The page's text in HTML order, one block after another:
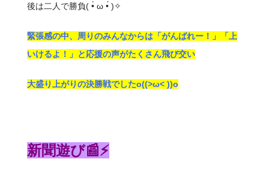
後は二人で勝負( •̀ ω •́ )✧
緊張感の中、周りのみんなからは「がんばれー！」「上
いけるよ！」と応援の声がたくさん飛び交い
大盛り上がりの決勝戦でしたo((>ω< ))o
新聞遊び📰⚡